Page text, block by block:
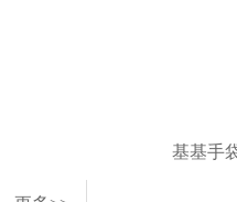
基基手